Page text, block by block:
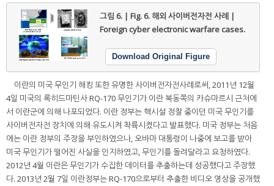
그림 6. | Fig. 6.해외 사이버전자전 사례 |
Foreign cyber electronic warfare cases.
Download Original Figure
이란의 미국 무인기 해킹 또한 유명한 사이버전자전사례로써, 2011년 12월
4일 미국의 록히드마틴사 RQ-170 무인기가 이란 북동쪽의 카슈마르시 근처에
서 이란군에 의해 나포되었다. 이란 정부는 핵시설 정찰 중이던 미국 무인기를
사이버전자전 장치에 의해 유도시켜 착륙시켰다고 발표했다. 미국 정부는 처음
에는 이란 정부의 주장을 부인하였으나, 오바마 대통령이 나중에 보고를 받아
미국 무인기가 떨어진 사실을 인지하였고, 무인기를 돌려달라고 요청하였다.
2012년 4월 이란은 무인기가 수집한 데이터를 추출하는데 성공했다고 주장했
다. 2013년 2월 7일 이란정부는 RQ-170으로부터 추출한 비디오 영상을 공개했